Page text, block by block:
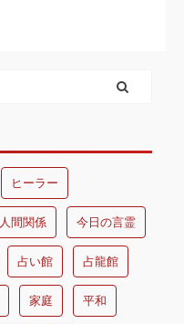
ヒーラー
人間関係 今日の言霊
占い館 占龍館
家庭 平和